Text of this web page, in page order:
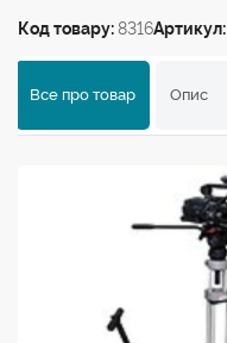
Код товару:8316Артикул:
Все про товар Опис